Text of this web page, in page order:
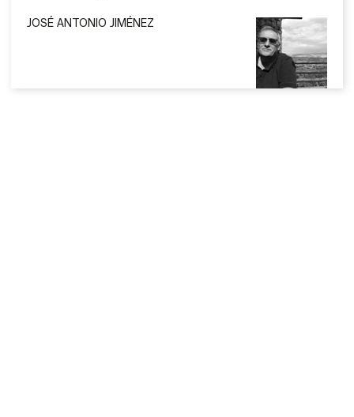
JOSÉ ANTONIO JIMÉNEZ